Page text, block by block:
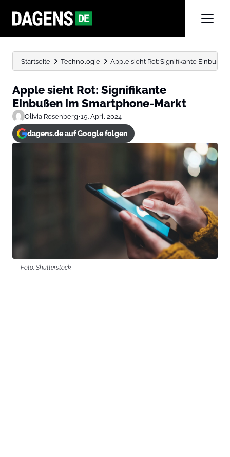
Startseite Technologie Apple sieht Rot: Signifikante
Apple sieht Rot: Signifikante
Einbußen im Smartphone-Markt
Olivia Rosenberg•19. April 2024
dagens.de auf Google folgen
Foto: Shutterstock